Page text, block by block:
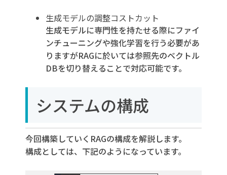
生成モデルの調整コストカット
生成モデルに専門性を持たせる際にファイ
ンチューニングや強化学習を行う必要があ
りますがRAGに於いては参照先のベクトル
DBを切り替えることで対応可能です。
システムの構成
今回構築していくRAGの構成を解説します。
構成としては、下記のようになっています。